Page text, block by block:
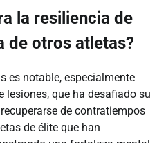
la resiliencia de
de otros atletas?
es notable, especialmente
lesiones, que ha desafiado su
de contratiempos
de élite que han